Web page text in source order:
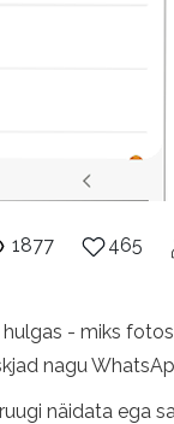
1877 465
- miks
nagu
näidata ega